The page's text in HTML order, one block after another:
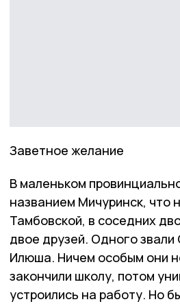
Заветное желание
В маленьком
названием Мичуринск, что
Тамбовской, в соседних
двое друзей. Одного
Илюша. Ничем особым они
закончили школу, потом
устроились на работу. Но